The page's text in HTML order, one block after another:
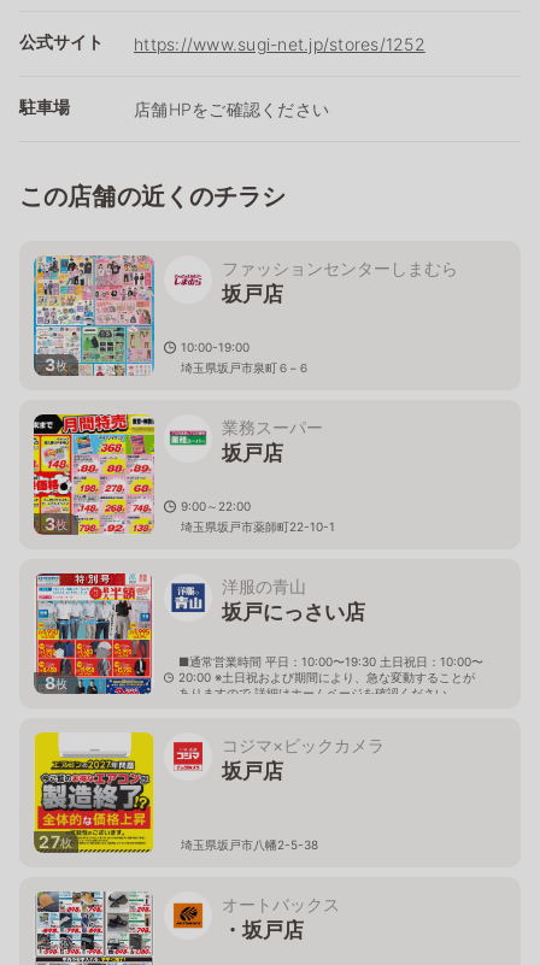
公式サイト https://www.sugi-net.jp/stores/1252
駐車場 店舗HPをご確認ください
この店舗の近くのチラシ
3枚
ファッションセンターしまむら
坂戸店
10:00-19:00
埼玉県坂戸市泉町６−６
3枚
業務スーパー
坂戸店
9:00～22:00
埼玉県坂戸市薬師町22-10-1
8枚
洋服の青山
坂戸にっさい店
■通常営業時間 平日：10:00〜19:30 土日祝日：10:00〜
20:00 ※土日祝および期間により、急な変動することが
ありますので 詳細はホームページを確認ください
27枚
コジマ×ビックカメラ
坂戸店
埼玉県坂戸市八幡2-5-38
オートバックス
・坂戸店